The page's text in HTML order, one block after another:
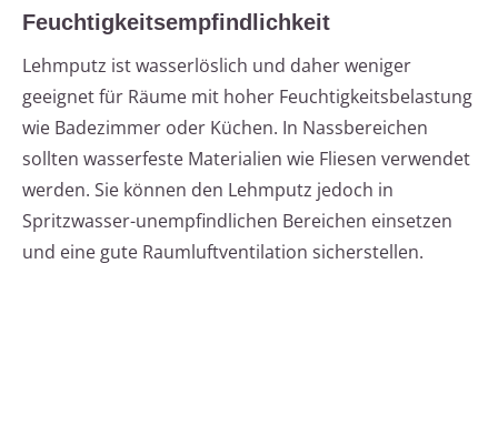
Feuchtigkeitsempfindlichkeit
Lehmputz ist wasserlöslich und daher weniger
geeignet für Räume mit hoher Feuchtigkeitsbelastung
wie Badezimmer oder Küchen. In Nassbereichen
sollten wasserfeste Materialien wie Fliesen verwendet
werden. Sie können den Lehmputz jedoch in
Spritzwasser-unempfindlichen Bereichen einsetzen
und eine gute Raumluftventilation sicherstellen.